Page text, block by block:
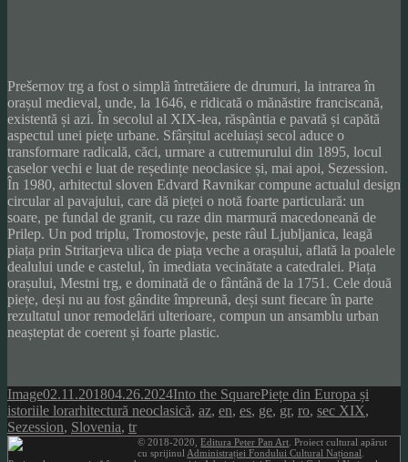
Prešernov trg a fost o simplă întretăiere de drumuri, la intrarea în
orașul medieval, unde, la 1646, e ridicată o mănăstire franciscană,
existentă și azi. În secolul al XIX-lea, răspântia e pavată și capătă
aspectul unei piețe urbane. Sfârșitul aceluiași secol aduce o
transformare radicală, căci, urmare a cutremurului din 1895, locul
caselor vechi e luat de reședințe neoclasice și, mai apoi, Sezession.
În 1980, arhitectul sloven Edvard Ravnikar compune actualul design
circular al pavajului, care dă pieței o notă foarte particulară: un
soare, pe fundal de granit, cu raze din marmură macedoneană de
Prilep. Un pod triplu, Tromostovje, peste râul Ljubljanica, leagă
piața prin Stritarjeva ulica de piața veche a orașului, aflată la poalele
dealului unde e castelul, în imediata vecinătate a catedralei. Piața
orașului, Mestni trg, e dominată de o fântână de la 1751. Cele două
piețe, deși nu au fost gândite împreună, deși sunt fiecare în parte
rezultatul unor remodelări ulterioare, compun un ansamblu urban
neașteptat de coerent și foarte plastic.
Format
ImagePosted
on
02.11.201804.26.2024Author
Into the SquareCategories
Piețe din Europa și
istoriile lorTags
arhitectură neoclasică, az, en, es, ge, gr, ro, sec XIX,
Sezession, Slovenia, tr
© 2018-2020,Editura Peter Pan Art . Proiect cultural apărut
cu sprijinul Administrației Fondului Cultural Național